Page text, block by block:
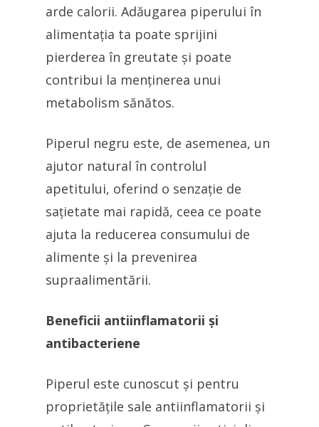
arde calorii. Adăugarea piperului în
alimentația ta poate sprijini
pierderea în greutate și poate
contribui la menținerea unui
metabolism sănătos.
Piperul negru este, de asemenea, un
ajutor natural în controlul
apetitului, oferind o senzație de
sațietate mai rapidă, ceea ce poate
ajuta la reducerea consumului de
alimente și la prevenirea
supraalimentării.
Beneficii antiinflamatorii și
antibacteriene
Piperul este cunoscut și pentru
proprietățile sale antiinflamatorii și